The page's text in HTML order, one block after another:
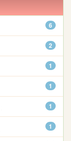
6
2
1
1
1
1